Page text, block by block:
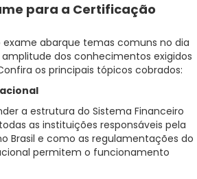
para a Certificação
abarque temas comuns no dia
dos conhecimentos exigidos
os principais tópicos cobrados:
a estrutura do Sistema Financeiro
as instituições responsáveis pela
Brasil e como as regulamentações do
permitem o funcionamento